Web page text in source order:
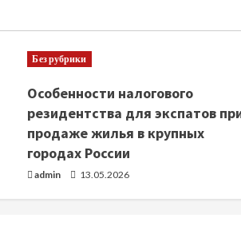
Без рубрики
Особенности налогового
резидентства для экспатов
продаже жилья в крупных
городах России
admin 13.05.2026